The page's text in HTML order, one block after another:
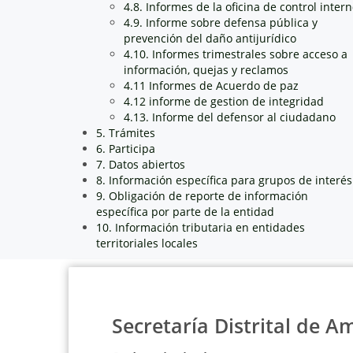
4.8. Informes de la oficina de control
4.9. Informe sobre defensa pública y
prevención del daño antijurídico
4.10. Informes trimestrales sobre acceso a
información, quejas y reclamos
4.11 Informes de Acuerdo de paz
4.12 informe de gestion de integridad
4.13. Informe del defensor al ciudadano
5. Trámites
6. Participa
7. Datos abiertos
8. Información específica para grupos de interés
9. Obligación de reporte de información
específica por parte de la entidad
10. Información tributaria en entidades
territoriales locales
Secretaría Distrital de